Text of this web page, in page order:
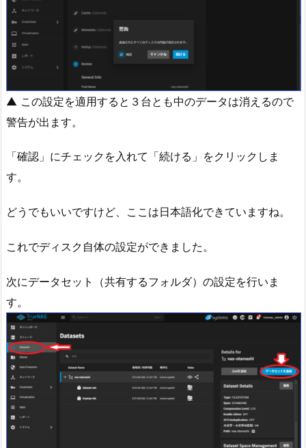
▲ この設定を適用すると３台とも中のデータは消えるので
警告が出ます。
「確認」にチェックを入れて「続ける」をクリックしま
す。
どうでもいいですけど、ここは日本語化できていますね。
これでディスク自体の設定ができました。
次にデータセット（共有するフォルダ）の設定を行いま
す。